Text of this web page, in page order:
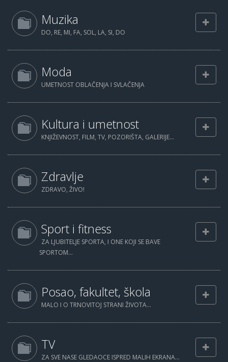
Muzika
DO, RE, MI, FA, SOL, LA, SI, DO
Moda
UMETNOST OBLAČENJA I SVLAČENJA
Kultura i umetnost
KNJIŽEVNOST, FILM, TV, POZORIŠTA, GALERIJE...
Zdravlje
ZDRAVO, ŽIVO!
Sport i fitness
ZA LJUBITELJE SPORTA, I ONE KOJI SE BAVE
SPORTOM...
Posao, fakultet, škola
MALO I O TRNOVITOJ STRANI ŽIVOTA...
TV
ZA SVE NASE GLEDAOCE ISPRED MALIH EKRANA...